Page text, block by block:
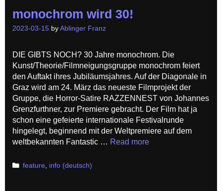
monochrom wird 30!
2023-03-15 by Ablinger Franz
DIE GIBTS NOCH? 30 Jahre monochrom. Die
Kunst/Theorie/Filmneigungsgruppe monochrom feiert
den Auftakt ihres Jubiläumsjahres. Auf der Diagonale in
Graz wird am 24. März das neueste Filmprojekt der
Gruppe, die Horror-Satire RAZZENNEST von Johannes
Grenzfurthner, zur Premiere gebracht. Der Film hat ja
schon eine gefeierte internationale Festivalrunde
hingelegt, beginnend mit der Weltpremiere auf dem
weltbekannten Fantastic … Read more
Categories
feature info (deutsch)